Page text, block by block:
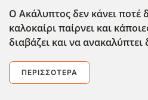
Ο Ακάλυπτος δεν κάνει ποτέ
καλοκαίρι παίρνει και
διαβάζει και να ανακαλύπτει
ΠΕΡΙΣΣΌΤΕΡΑ